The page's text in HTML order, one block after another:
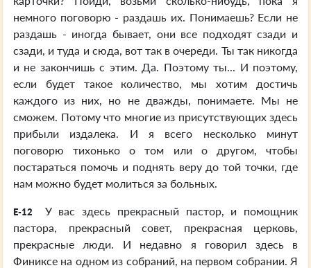
немного поговорю - раздашь их. Понимаешь? Если не
раздашь - иногда бывает, они все подходят сзади и
сзади, и туда и сюда, вот так в очереди. Ты так никогда
и не закончишь с этим. Да. Поэтому ты... И поэтому,
если будет такое количество, мы хотим достичь
каждого из них, но не дважды, понимаете. Мы не
сможем. Потому что многие из присутствующих здесь
прибыли издалека. И я всего несколько минут
поговорю тихонько о том или о другом, чтобы
постараться помочь и поднять веру до той точки, где
нам можно будет молиться за больных.
E-12
У вас здесь прекрасный пастор, и помощник
пастора, прекрасный совет, прекрасная церковь,
прекрасные люди. И недавно я говорил здесь в
Финиксе на одном из собраний, на первом собрании. Я